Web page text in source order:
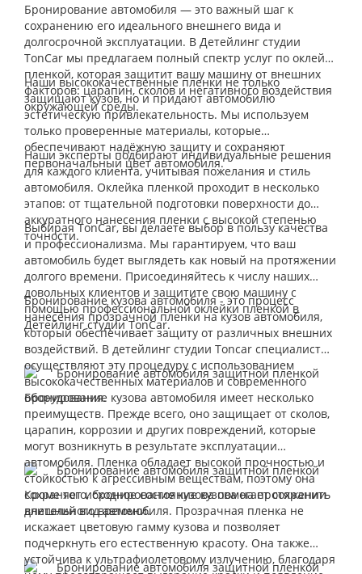
Бронирование автомобиля — это важный шаг к
сохранению его идеального внешнего вида и
долгосрочной эксплуатации. В Детейлинг студии
TonCar мы предлагаем полный спектр услуг по оклейке
пленкой, которая защитит вашу машину от внешних
факторов: царапин, сколов и негативного воздействия
окружающей среды.
Наши высококачественные пленки не только
защищают кузов, но и придают автомобилю
эстетическую привлекательность. Мы используем
только проверенные материалы, которые
обеспечивают надёжную защиту и сохраняют
первоначальный цвет автомобиля.
Наши эксперты подбирают индивидуальные решения
для каждого клиента, учитывая пожелания и стиль
автомобиля. Оклейка пленкой проходит в несколько
этапов: от тщательной подготовки поверхности до
аккуратного нанесения пленки с высокой степенью
точности.
Выбирая TonCar, вы делаете выбор в пользу качества
и профессионализма. Мы гарантируем, что ваш
автомобиль будет выглядеть как новый на протяжении
долгого времени. Присоединяйтесь к числу наших
довольных клиентов и защитите свою машину с
помощью профессиональной оклейки пленкой в
Детейлинг студии TonCar.
Бронирование кузова автомобиля - это процесс
нанесения прозрачной пленки на кузов автомобиля,
который обеспечивает защиту от различных внешних
воздействий. В детейлинг студии Toncar специалисты
осуществляют эту процедуру с использованием
высококачественных материалов и современного
оборудования.
Бронирование кузова автомобиля имеет несколько
преимуществ. Прежде всего, оно защищает от сколов,
царапин, коррозии и других повреждений, которые
могут возникнуть в результате эксплуатации
автомобиля. Пленка обладает высокой прочностью и
стойкостью к агрессивным веществам, поэтому она
сохраняет исходное состояние кузова на протяжении
длительного времени.
Кроме того, бронирование кузова помогает сохранить
внешний вид автомобиля. Прозрачная пленка не
искажает цветовую гамму кузова и позволяет
подчеркнуть его естественную красоту. Она также
устойчива к ультрафиолетовому излучению, благодаря